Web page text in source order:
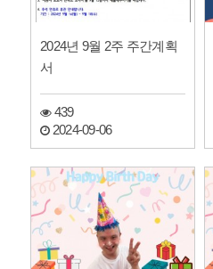
2024년 9월 2주 주간계획
서
439
2024-09-06